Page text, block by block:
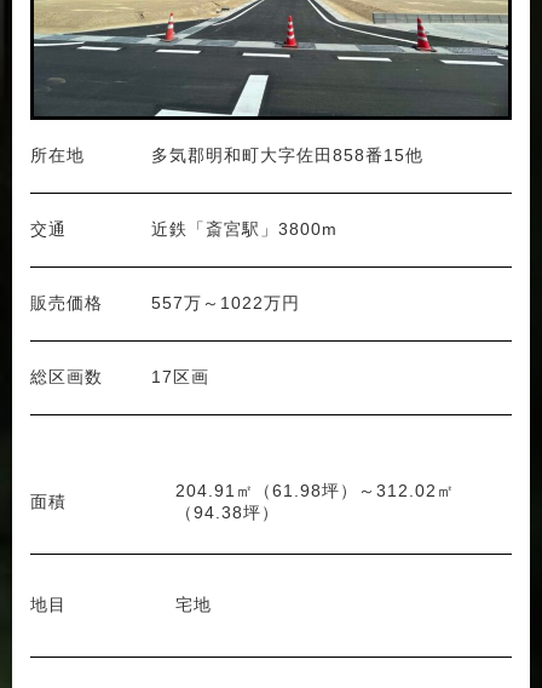
所在地 多気郡明和町大字佐田858番15他
交通 近鉄「斎宮駅」3800m
販売価格 557万～1022万円
総区画数 17区画
面積
204.91㎡（61.98坪）～312.02㎡
（94.38坪）
地目 宅地